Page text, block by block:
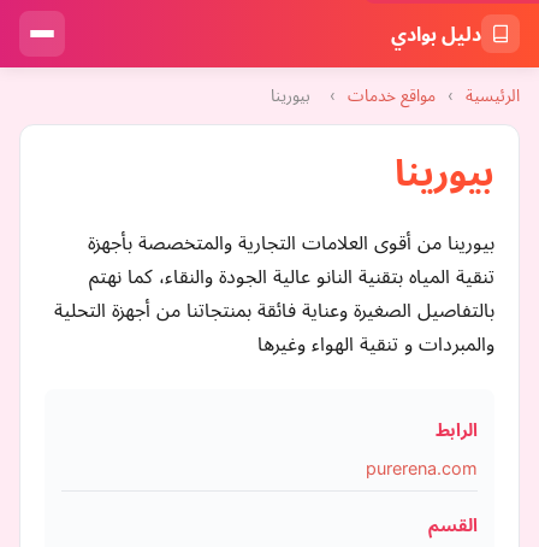
دليل بوادي
الرئيسية › مواقع خدمات › بيورينا
بيورينا
بيورينا من أقوى العلامات التجارية والمتخصصة بأجهزة
تنقية المياه بتقنية النانو عالية الجودة والنقاء، كما نهتم
بالتفاصيل الصغيرة وعناية فائقة بمنتجاتنا من أجهزة التحلية
والمبردات و تنقية الهواء وغيرها
الرابط
purerena.com
القسم